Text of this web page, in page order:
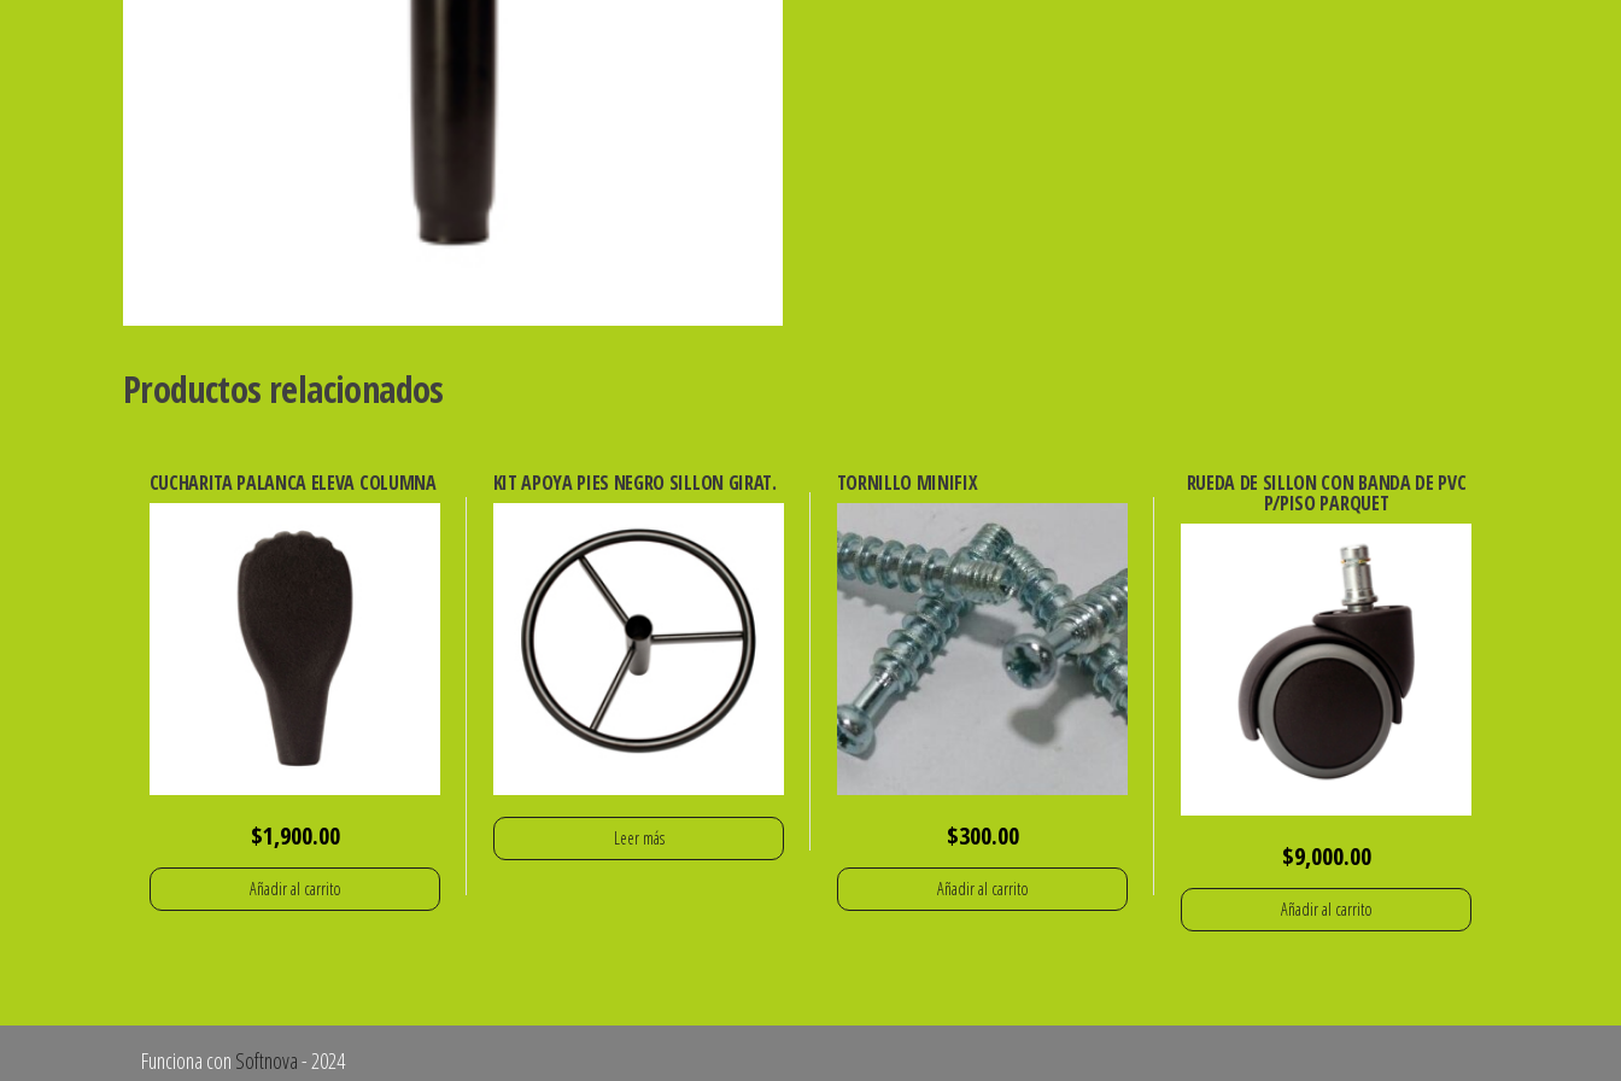
Productos relacionados
CUCHARITA PALANCA ELEVA COLUMNA
$1,900.00
Añadir al carrito
KIT APOYA PIES NEGRO SILLON GIRAT.
Leer más
TORNILLO MINIFIX
$300.00
Añadir al carrito
RUEDA DE SILLON CON BANDA DE PVC
P/PISO PARQUET
$9,000.00
Añadir al carrito
Funciona con Softnova- 2024